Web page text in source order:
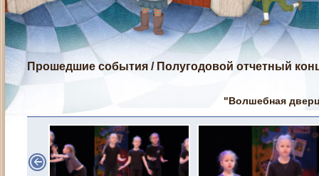
Прошедшие события / Полугодовой отчетный
"Волшебная